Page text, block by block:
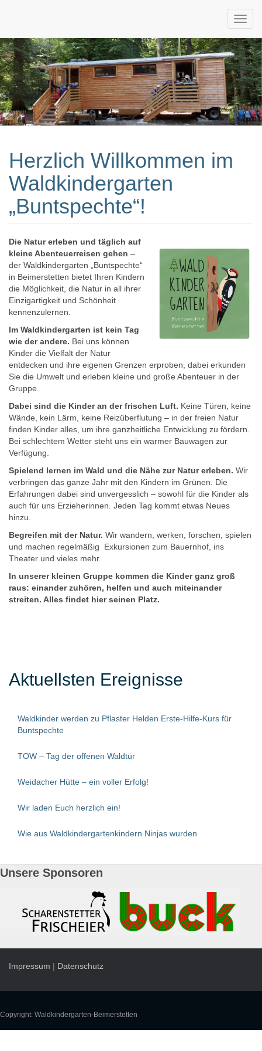
Beimerstetten
Herzlich Willkommen im
Waldkindergarten
„Buntspechte“!
Die Natur erleben und täglich auf
kleine Abenteuerreisen gehen –
der Waldkindergarten „Buntspechte“
in Beimerstetten bietet Ihren Kindern
die Möglichkeit, die Natur in all ihrer
Einzigartigkeit und Schönheit
kennenzulernen.
Im Waldkindergarten ist kein Tag
wie der andere. Bei uns können
Kinder die Vielfalt der Natur
entdecken und ihre eigenen Grenzen erproben, dabei erkunden
Sie die Umwelt und erleben kleine und große Abenteuer in der
Gruppe.
Dabei sind die Kinder an der frischen Luft. Keine Türen, keine
Wände, kein Lärm, keine Reizüberflutung – in der freien Natur
finden Kinder alles, um ihre ganzheitliche Entwicklung zu fördern.
Bei schlechtem Wetter steht uns ein warmer Bauwagen zur
Verfügung.
Spielend lernen im Wald und die Nähe zur Natur erleben. Wir
verbringen das ganze Jahr mit den Kindern im Grünen. Die
Erfahrungen dabei sind unvergesslich – sowohl für die Kinder als
auch für uns Erzieherinnen. Jeden Tag kommt etwas Neues
hinzu.
Begreifen mit der Natur. Wir wandern, werken, forschen, spielen
und machen regelmäßig Exkursionen zum Bauernhof, ins
Theater und vieles mehr.
In unserer kleinen Gruppe kommen die Kinder ganz groß
raus: einander zuhören, helfen und auch miteinander
streiten. Alles findet hier seinen Platz.
Aktuellsten Ereignisse
Waldkinder werden zu Pflaster Helden Erste-Hilfe-Kurs für
Buntspechte
TOW – Tag der offenen Waldtür
Weidacher Hütte – ein voller Erfolg!
Wir laden Euch herzlich ein!
Wie aus Waldkindergartenkindern Ninjas wurden
Unsere Sponsoren
Impressum | Datenschutz
Copyright: Waldkindergarten-Beimerstetten